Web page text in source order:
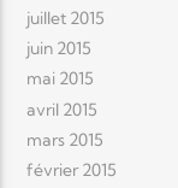
juillet 2015
juin 2015
mai 2015
avril 2015
mars 2015
février 2015